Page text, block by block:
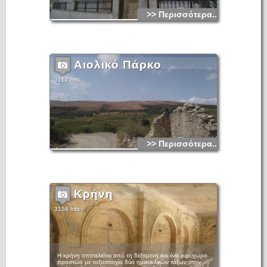
Στον νότιο τοίχο της δυτικής επέκτασης βρίσκεται ταφικό
μνημείο-αρκοσόλιο το οποίο στο τύμπανο του φέρει τη
φθαρμένη παράσταση της ένθρονης Παναγίας
τοίχο, συνοδεύει μία πολύ ενδιαφέρουσα μικρογραφική
παράσταση στην οποία εικονίζεται, σε μονοχρωμία, σκηνή
επικήδειου θρήνου, με τη νεκρή στο νεκροκρέβατο και γύρω
τις θρηνωδούς και πιθανόν συγγενείς να ολοφύρονται.
Το θύρωμα της εισόδου έχει πλούσια μοτίβα βενετογοτθικής
μορφολογίας και οικόσημα, πιθανότατα των Salomon.
>> Περισσότερα...
Αιολικό Πάρκο
3162 hits
>> Περισσότερα...
Κρήνη
3158 hits
Η κρήνη αποτελείται από τη δεξαμενή και ένα ευρύχωρο
προστώο με τοξοστοιχία δύο ημικυκλικών τόξων στην